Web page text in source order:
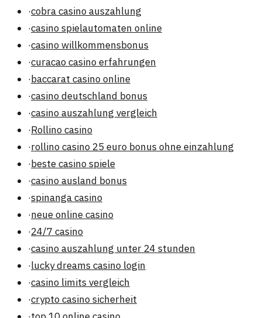
·cobra casino auszahlung
·casino spielautomaten online
·casino willkommensbonus
·curacao casino erfahrungen
·baccarat casino online
·casino deutschland bonus
·casino auszahlung vergleich
·Rollino casino
·rollino casino 25 euro bonus ohne einzahlung
·beste casino spiele
·casino ausland bonus
·spinanga casino
·neue online casino
·24/7 casino
·casino auszahlung unter 24 stunden
·lucky dreams casino login
·casino limits vergleich
·crypto casino sicherheit